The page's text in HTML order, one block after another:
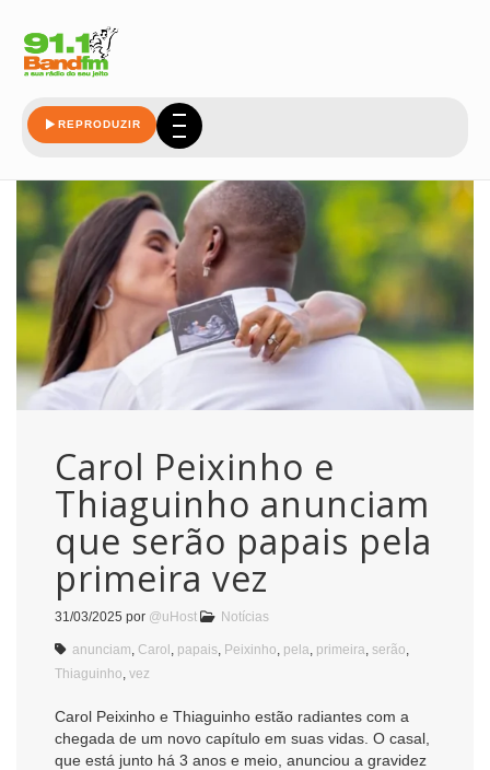
REPRODUZIR
Carol Peixinho e
Thiaguinho anunciam
que serão papais pela
primeira vez
31/03/2025 por @uHost Notícias
anunciam Carol papais Peixinho pela primeira serão
Thiaguinho vez
Carol Peixinho e Thiaguinho estão radiantes com a
chegada de um novo capítulo em suas vidas. O casal,
que está junto há 3 anos e meio, anunciou a gravidez